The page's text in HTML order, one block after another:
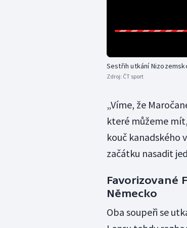
Sestřih utkání
Zdroj: ČT sport
„Víme, že
které můžeme
kouč kanadského
začátku nasadit
Favorizované
Německo
Oba soupeři se